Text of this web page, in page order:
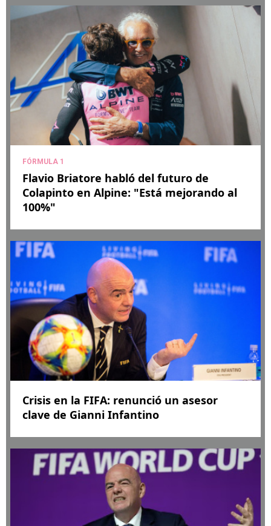
FÓRMULA 1
Flavio Briatore habló del futuro de
Colapinto en Alpine: "Está mejorando al
100%"
Crisis en la FIFA: renunció un asesor
clave de Gianni Infantino